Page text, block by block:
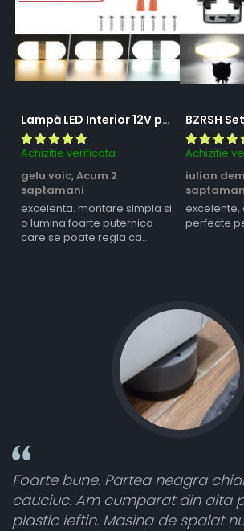
Lampă LED Interior 12V pentru Dubă, Camper și Rulotă - 180LED, 33 cm, 3 Temperaturii de Culoare, Intensitate Reglabilă, Iluminare Compartiment Marfă
Achizitie verificata
gelu voic,Acum 2
saptamani
excelenta. montare simpla si
o lumina foarte puternica
care se poate regla ca
Achizitie
iulian
excelente,
perfecte
Foarte bune. Partea neagra
cauciuc. Am cumparat din alta
plastic ieftin. Masina de spalat